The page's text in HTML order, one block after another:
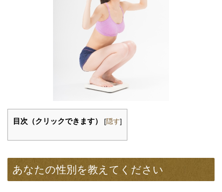
目次（クリックできます） [隠す]
あなたの性別を教えてください